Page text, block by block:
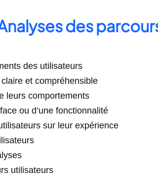
des
des utilisateurs
et compréhensible
leurs comportements
ou d’une fonctionnalité
sur leur expérience
utilisateurs